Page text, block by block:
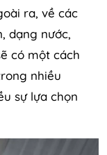
ra, về các
dạng nước,
có một cách
nhiều
sự lựa chọn